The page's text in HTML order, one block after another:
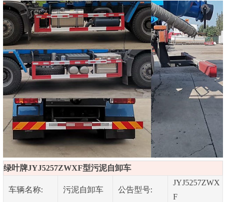
绿叶牌JYJ5257ZWXF型污泥自卸车
车辆名称: 污泥自卸车 公告型号:
JYJ5257ZWX
F